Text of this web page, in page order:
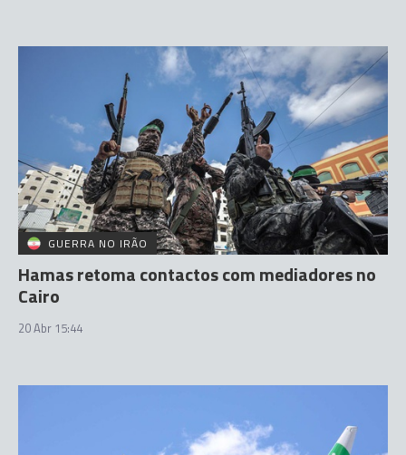
GUERRA NO IRÃO
Hamas retoma contactos com mediadores no
Cairo
20 Abr 15:44